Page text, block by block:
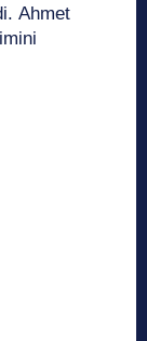
Ahmet